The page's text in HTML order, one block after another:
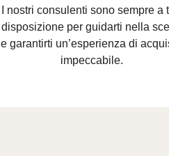
I nostri consulenti sonosempre a
disposizione per guidarti nella
egarantirti un’esperienza di
impeccabile.